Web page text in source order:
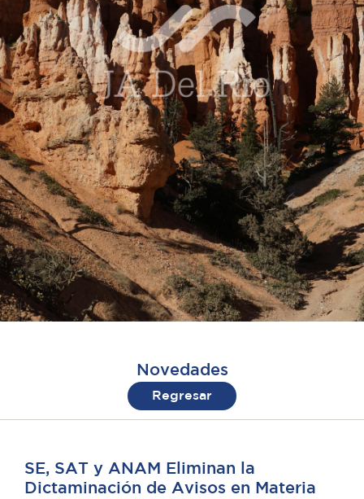
Novedades
Regresar
SE, SAT y ANAM Eliminan la
Dictaminación de Avisos en Materia